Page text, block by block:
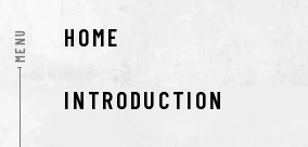
MENU HOME
INTRODUCTION